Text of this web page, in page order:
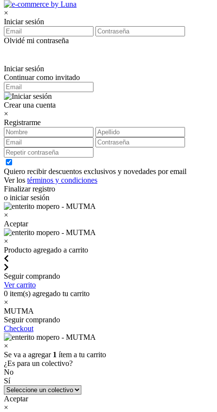
×
Iniciar sesión
Olvidé mi contraseña
Iniciar sesión
Continuar como invitado
Crear una cuenta
×
Registrarme
Quiero recibir descuentos exclusivos y novedades por email
Ver los términos y condiciones
Finalizar registro
o iniciar sesión
×
Aceptar
×
Producto agregado a carrito
Seguir comprando
Ver carrito
0 item(s) agregado tu carrito
×
MUTMA
Seguir comprando
Checkout
×
Se va a agregar 1 ítem a tu carrito
¿Es para un colectivo?
No
Sí
Aceptar
×